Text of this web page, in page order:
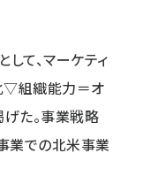
て、マーケティ
▽組織能力＝オ
た。事業戦略
業での北米事業